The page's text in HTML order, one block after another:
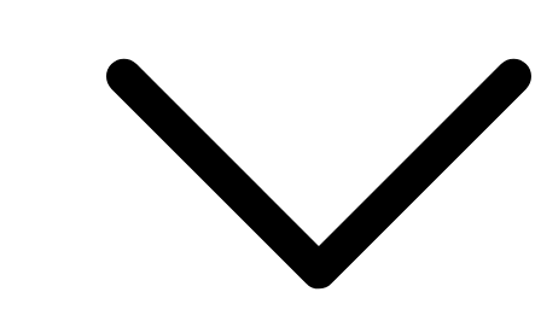
구일간지공고 #강북구일간지공고 #도봉구일간지공고 #노원구
일간지공고 #중랑구일간지공고 #강원도일간지공고 #철원군일
간지공고 #양구군일간지공고 #인제군일간지공고 #고성군일간
지공고 #속초시일간지공고 #양양군일간지공고 #홍천군일간지
공고 #화천군일간지공고 #춘천시일간지공고 #횡성군일간지공
고 #원주시일간지공고 #평창군일간지공고 #정선군일간지공고
#강릉시일간지공고 #동해시일간지공고 #삼척시일간지공고 #
태백시일간지공고 #영월군일간지공고 #충북일간지공고 #충청
북도일간지공고 #제천시일간지공고 #단양군일간지공고 #충주
시일간지공고 #괴산군일간지공고 #음성군일간지공고 #진천군